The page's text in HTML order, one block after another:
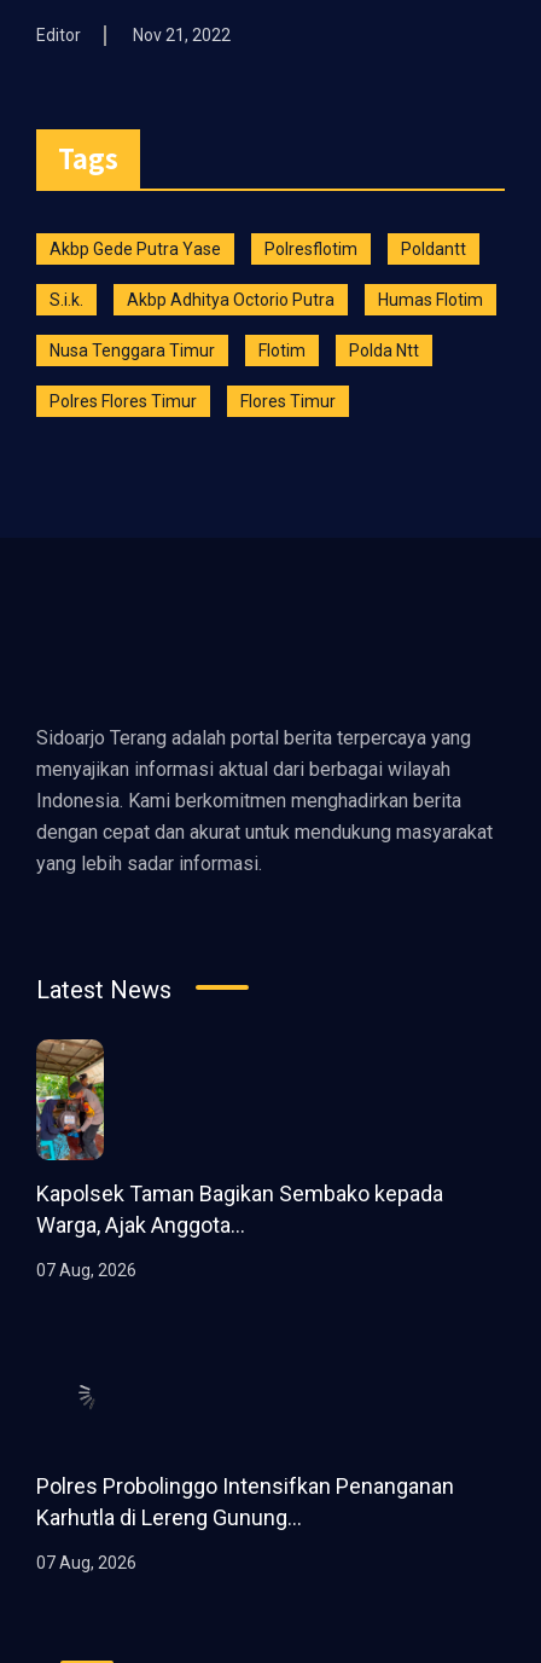
Editor Nov 21, 2022
Tags
Akbp Gede Putra Yase Polresflotim Poldantt
S.i.k. Akbp Adhitya Octorio Putra Humas Flotim
Nusa Tenggara Timur Flotim Polda Ntt
Polres Flores Timur Flores Timur
Sidoarjo Terang adalah portal berita terpercaya yang
menyajikan informasi aktual dari berbagai wilayah
Indonesia. Kami berkomitmen menghadirkan berita
dengan cepat dan akurat untuk mendukung masyarakat
yang lebih sadar informasi.
Latest News
Kapolsek Taman Bagikan Sembako kepada
Warga, Ajak Anggota...
07 Aug, 2026
Karhutla di Lereng Gunung...
07 Aug, 2026